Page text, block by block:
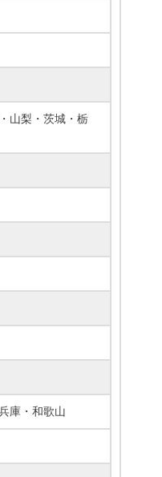
山梨・茨城・栃
庫・和歌山